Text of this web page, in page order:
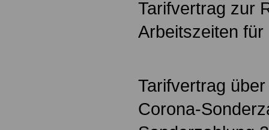
Tarifvertrag zur
Arbeitszeiten
Tarifvertrag
Corona-